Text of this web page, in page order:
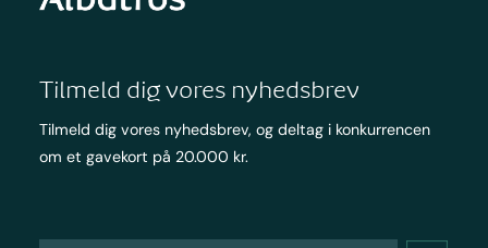
Tilmeld dig vores nyhedsbrev
Tilmeld dig vores nyhedsbrev, og deltag i konkurrencen
om et gavekort på 20.000 kr.